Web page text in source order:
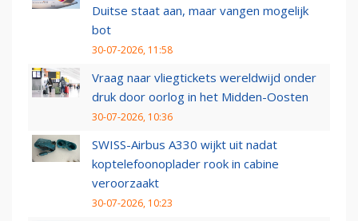
Duitse staat aan, maar vangen mogelijk
bot
30-07-2026, 11:58
Vraag naar vliegtickets wereldwijd onder
druk door oorlog in het Midden-Oosten
30-07-2026, 10:36
SWISS-Airbus A330 wijkt uit nadat
koptelefoonoplader rook in cabine
veroorzaakt
30-07-2026, 10:23